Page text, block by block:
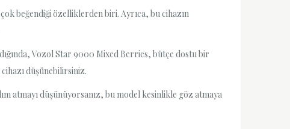
beğendiği özelliklerden biri. Ayrıca, bu cihazın
Vozol Star 9000 Mixed Berries, bütçe dostu bir
düşünebilirsiniz.
atmayı düşünüyorsanız, bu model kesinlikle göz atmaya